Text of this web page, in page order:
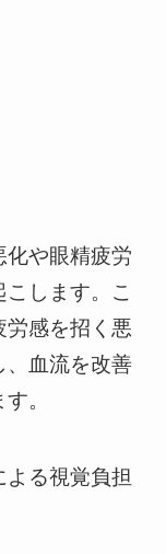
化や眼精疲労
します。こ
労感を招く悪
、血流を改善
。
よる視覚負担